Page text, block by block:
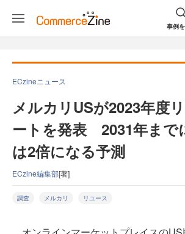
事例
ECzineニュース
メルカリUSが2023年度
ートを発表 2031年まで
は2倍になる予測
ECzine編集部[著]
調査 メルカリ リユース